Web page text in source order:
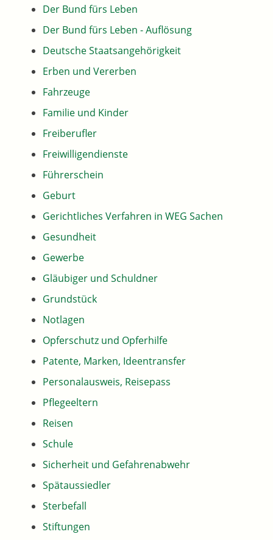
Der Bund fürs Leben
Der Bund fürs Leben - Auflösung
Deutsche Staatsangehörigkeit
Erben und Vererben
Fahrzeuge
Familie und Kinder
Freiberufler
Freiwilligendienste
Führerschein
Geburt
Gerichtliches Verfahren in WEG Sachen
Gesundheit
Gewerbe
Gläubiger und Schuldner
Grundstück
Notlagen
Opferschutz und Opferhilfe
Patente, Marken, Ideentransfer
Personalausweis, Reisepass
Pflegeeltern
Reisen
Schule
Sicherheit und Gefahrenabwehr
Spätaussiedler
Sterbefall
Stiftungen